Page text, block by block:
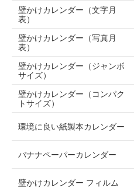
壁かけカレンダー（文字月
表）
壁かけカレンダー（写真月
表）
壁かけカレンダー（ジャンボ
サイズ）
壁かけカレンダー（コンパク
トサイズ）
環境に良い紙製本カレンダー
バナナペーパーカレンダー
壁かけカレンダー フィルム